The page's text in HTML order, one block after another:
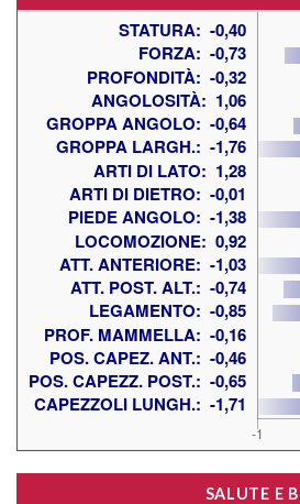
SALUTE E